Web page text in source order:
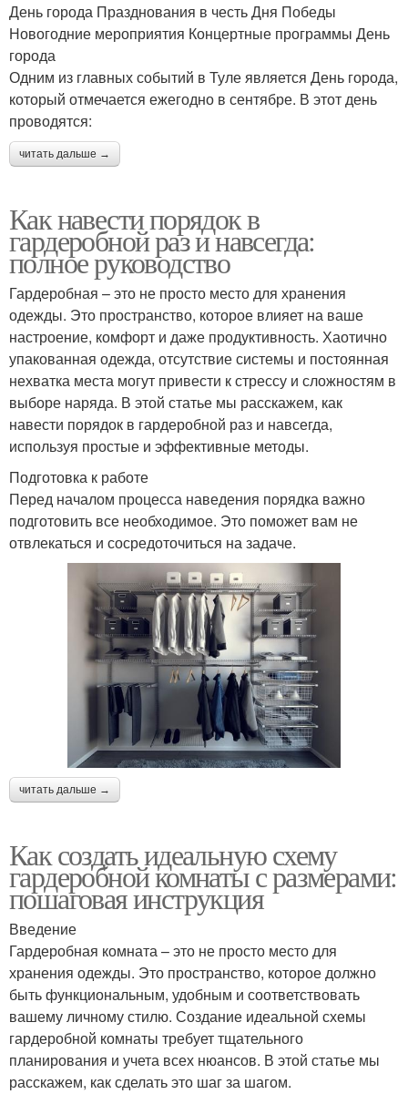
День города Празднования в честь Дня Победы
Новогодние мероприятия Концертные программы День
города
Одним из главных событий в Туле является День города,
который отмечается ежегодно в сентябре. В этот день
проводятся:
читать дальше →
Как навести порядок в
гардеробной раз и навсегда:
полное руководство
Гардеробная – это не просто место для хранения
одежды. Это пространство, которое влияет на ваше
настроение, комфорт и даже продуктивность. Хаотично
упакованная одежда, отсутствие системы и постоянная
нехватка места могут привести к стрессу и сложностям в
выборе наряда. В этой статье мы расскажем, как
навести порядок в гардеробной раз и навсегда,
используя простые и эффективные методы.
Подготовка к работе
Перед началом процесса наведения порядка важно
подготовить все необходимое. Это поможет вам не
отвлекаться и сосредоточиться на задаче.
читать дальше →
Как создать идеальную схему
гардеробной комнаты с размерами:
пошаговая инструкция
Введение
Гардеробная комната – это не просто место для
хранения одежды. Это пространство, которое должно
быть функциональным, удобным и соответствовать
вашему личному стилю. Создание идеальной схемы
гардеробной комнаты требует тщательного
планирования и учета всех нюансов. В этой статье мы
расскажем, как сделать это шаг за шагом.